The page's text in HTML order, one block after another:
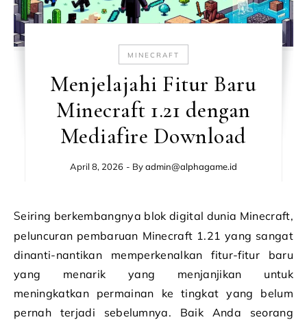
MINECRAFT
Menjelajahi Fitur Baru
Minecraft 1.21 dengan
Mediafire Download
April 8, 2026 - Byadmin@alphagame.id
Seiring berkembangnya blok digital dunia Minecraft,
peluncuran pembaruan Minecraft 1.21 yang sangat
dinanti-nantikan memperkenalkan fitur-fitur baru
yang menarik yang menjanjikan untuk
meningkatkan permainan ke tingkat yang belum
pernah terjadi sebelumnya. Baik Anda seorang